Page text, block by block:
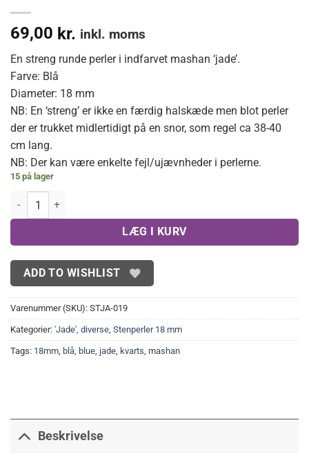
69,00 kr. inkl. moms
En streng runde perler i indfarvet mashan ‘jade’.
Farve: Blå
Diameter: 18 mm
NB: En ‘streng’ er ikke en færdig halskæde men blot perler
der er trukket midlertidigt på en snor, som regel ca 38-40
cm lang.
NB: Der kan være enkelte fejl/ujævnheder i perlerne.
15 på lager
Mashan'jade', blå 18mm antal
LÆG I KURV
ADD TO WISHLIST
Varenummer (SKU): STJA-019
Kategorier: 'Jade', diverse, Stenperler 18 mm
Tags: 18mm, blå, blue, jade, kvarts, mashan
Beskrivelse